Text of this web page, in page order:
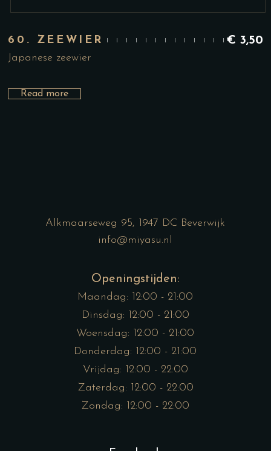
60. ZEEWIER € 3,50
Japanese zeewier
Read more
Alkmaarseweg 95, 1947 DC Beverwijk
info@miyasu.nl
Openingstijden:
Maandag: 12:00 - 21:00
Dinsdag: 12:00 - 21:00
Woensdag: 12:00 - 21:00
Donderdag: 12:00 - 21:00
Vrijdag: 12:00 - 22:00
Zaterdag: 12:00 - 22:00
Zondag: 12:00 - 22:00